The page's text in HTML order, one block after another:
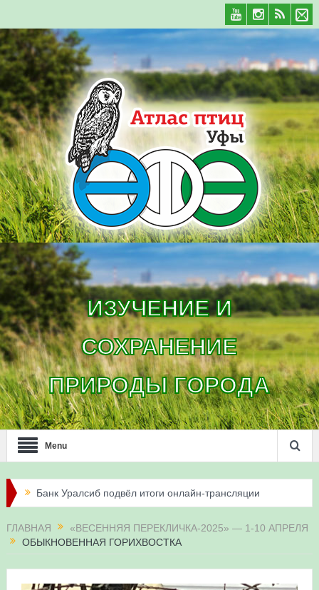
ИЗУЧЕНИЕ И
СОХРАНЕНИЕ
ПРИРОДЫ ГОРОДА
Menu
Банк Уралсиб подвёл итоги онлайн-трансляции
Итоги акции «Соловьиные вечера-2026» в
ГЛАВНАЯ
«ВЕСЕННЯЯ ПЕРЕКЛИЧКА-2025» — 1-10 АПРЕЛЯ
ОБЫКНОВЕННАЯ ГОРИХВОСТКА